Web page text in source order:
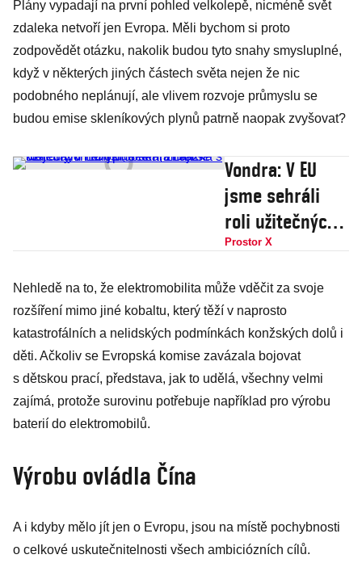
Plány vypadají na první pohled velkolepě, nicméně svět
zdaleka netvoří jen Evropa. Měli bychom si proto
zodpovědět otázku, nakolik budou tyto snahy smysluplné,
když v některých jiných částech světa nejen že nic
podobného neplánují, ale vlivem rozvoje průmyslu se
budou emise skleníkových plynů patrně naopak zvyšovat?
Vondra: V EU
jsme sehráli
roli užitečných
idiotů, setkání
Nejedlým není
problém, znají
se
Prostor X
Nehledě na to, že elektromobilita může vděčit za svoje
rozšíření mimo jiné kobaltu, který těží v naprosto
katastrofálních a nelidských podmínkách konžských dolů i
děti. Ačkoliv se Evropská komise zavázala bojovat
s dětskou prací, představa, jak to udělá, všechny velmi
zajímá, protože surovinu potřebuje například pro výrobu
baterií do elektromobilů.
Výrobu ovládla Čína
A i kdyby mělo jít jen o Evropu, jsou na místě pochybnosti
o celkové uskutečnitelnosti všech ambiciózních cílů.